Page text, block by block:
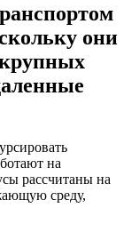
они
крупных
на
рассчитаны на
среду,